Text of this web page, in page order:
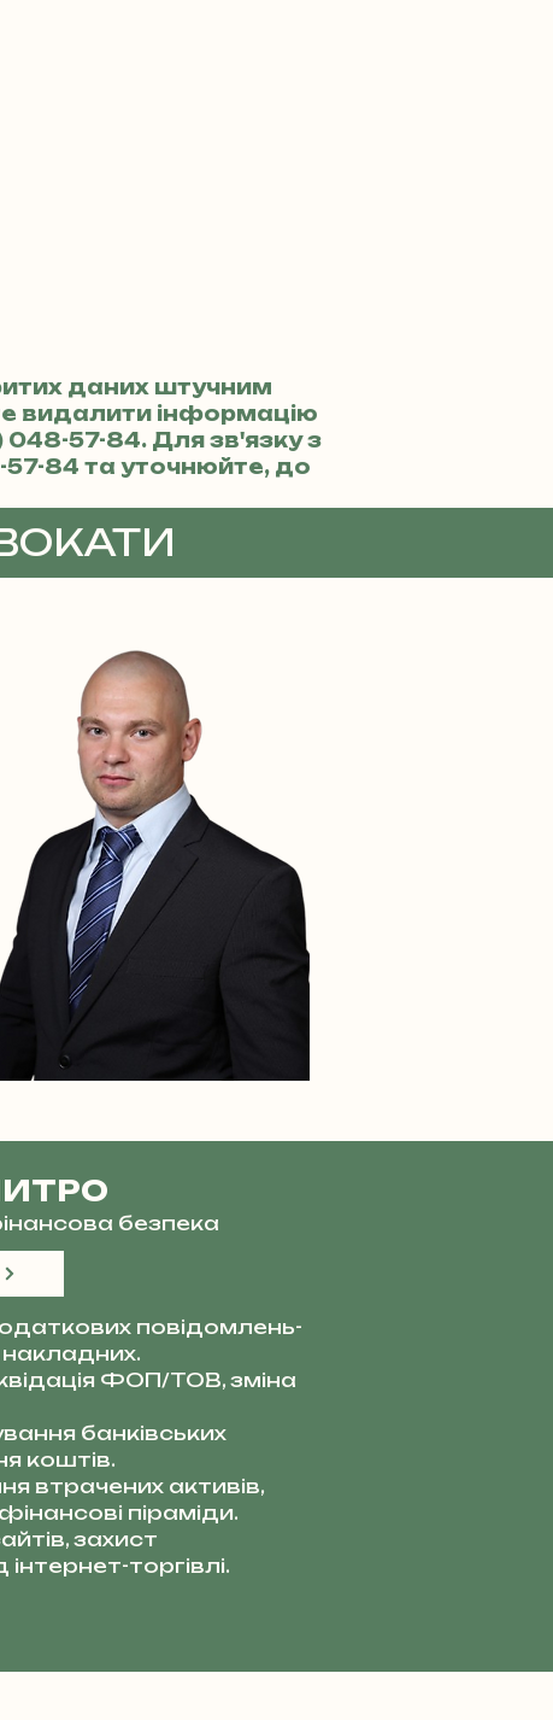
даних штучним
видалити інформацію
048-57-84. Для зв'язку з
57-84 та уточнюйте, до
безпека
повідомлень-
ФОП/ТОВ, зміна
банківських
коштів.
втрачених активів,
піраміди.
захист
торгівлі.